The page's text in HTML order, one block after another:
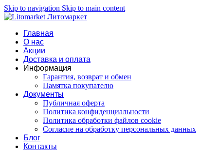
Skip to navigation Skip to main content
Главная
О нас
Акции
Доставка и оплата
Информация
Гарантия, возврат и обмен
Памятка покупателю
Документы
Публичная оферта
Политика конфиденциальности
Политика обработки файлов cookie
Согласие на обработку персональных данных
Блог
Контакты